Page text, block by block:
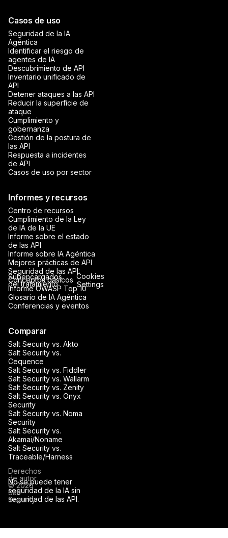
Casos de uso
Seguridad de la IA
Agéntica
Identificar el riesgo de
agentes de IA
Descubrimiento de API
Inventario unificado de
API
Detener ataques a las API
Reducir la superficie de
ataque
Cumplimiento y
gobernanza
Gestión de la postura de
las API
Respuesta a incidentes
de API
Casos de uso por sector
Informes y recursos
Centro de recursos
Cumplimiento de la Ley
de IA de la UE
Informe sobre el estado
de las API
Informe sobre IA Agéntica
Mejores prácticas de API
Seguridad de las API:
Conceptos básicos
Informe OWASP Top 10
Glosario de IA Agéntica
Conferencias y eventos
No se puede tener
seguridad de la IA sin
seguridad de las API.
Comparar
Salt Security vs. Akto
Salt Security vs.
Cequence
Salt Security vs. Fiddler
Salt Security vs. Wallarm
Salt Security vs. Zenity
Salt Security vs. Onyx
Security
Salt Security vs. Noma
Security
Salt Security vs.
Akamai/Noname
Salt Security vs.
Traceable/Harness
Subencargados
del tratamiento
Cookies
Settings
Derechos
de autor
© 2026
Salt
Security